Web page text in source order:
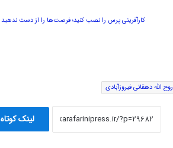
کارآفرینی پرس را نصب کنید؛ فرصت‌ها را از دست ندهید
روح الله دهقانی فیروزآبادی
لینک کوتاه